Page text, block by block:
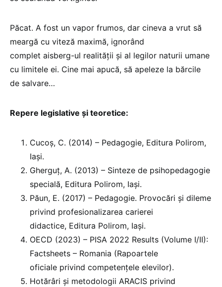
Păcat. A fost un vapor frumos, dar cineva a vrut să
meargă cu viteză maximă, ignorând
complet aisberg-ul realității și al legilor naturii umane
cu limitele ei. Cine mai apucă, să apeleze la bărcile
de salvare…
Repere legislative și teoretice:
Cucoș, C. (2014) – Pedagogie, Editura Polirom,
Iași.
Gherguț, A. (2013) – Sinteze de psihopedagogie
specială, Editura Polirom, Iași.
Păun, E. (2017) – Pedagogie. Provocări și dileme
privind profesionalizarea carierei
didactice, Editura Polirom, Iași.
OECD (2023) – PISA 2022 Results (Volume I/II):
Factsheets – Romania (Rapoartele
oficiale privind competențele elevilor).
Hotărâri și metodologii ARACIS privind